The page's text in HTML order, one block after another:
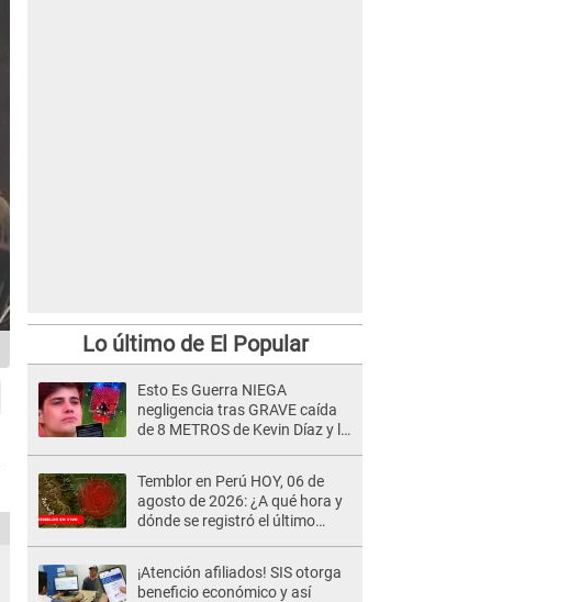
Lo último de El Popular
Esto Es Guerra NIEGA
negligencia tras GRAVE caída
de 8 METROS de Kevin Díaz y lo
Temblor en Perú HOY, 06 de
agosto de 2026: ¿A qué hora y
dónde se registró el último
¡Atención afiliados! SIS otorga
beneficio económico y así